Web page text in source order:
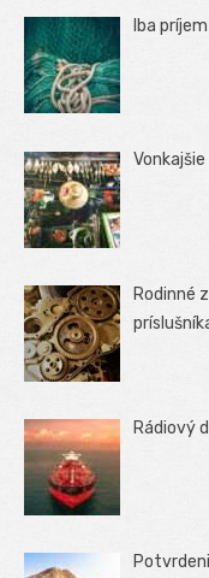
Iba príjem
Vonkajšie
Rodinné
Rádiový